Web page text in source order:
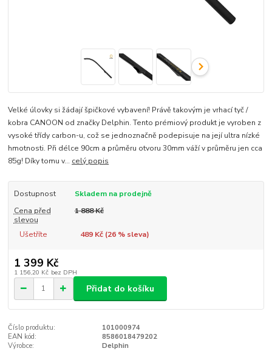
Velké úlovky si žádají špičkové vybavení! Právě takovým je vrhací tyč /
kobra CANOON od značky Delphin. Tento prémiový produkt je vyroben z
vysoké třídy carbon-u, což se jednoznačně podepisuje na její ultra nízké
hmotnosti. Při délce 90cm a průměru otvoru 30mm váží v průměru jen cca
85g! Díky tomu v... celý popis
Dostupnost
Skladem na prodejně
Cena před
slevou
1 888 Kč
Ušetříte 489 Kč (26% sleva)
1 399 Kč
1 156,20 Kč bez DPH
Přidat do košíku
Číslo produktu:
101000974
EAN kód:
8586018479202
Výrobce:
Delphin